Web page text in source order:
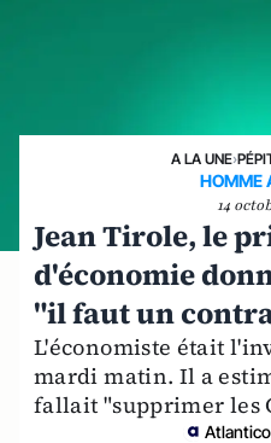
A LA UNE›
HOMME
14
Jean Tirole, le
d'économie
"il faut un
L'économiste était
mardi matin. Il a
fallait "supprimer les